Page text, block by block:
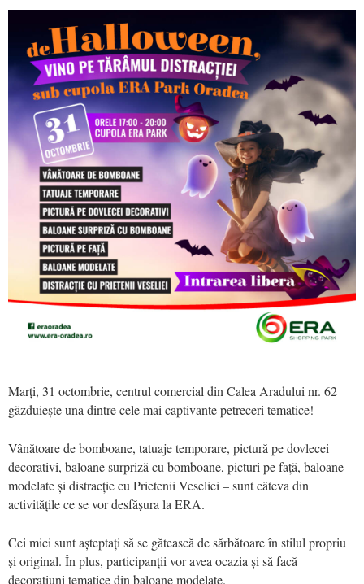
Marți, 31 octombrie, centrul comercial din Calea Aradului nr. 62
găzduiește una dintre cele mai captivante petreceri tematice!
Vânătoare de bomboane, tatuaje temporare, pictură pe dovlecei
decorativi, baloane surpriză cu bomboane, picturi pe față, baloane
modelate și distracție cu Prietenii Veseliei – sunt câteva din
activitățile ce se vor desfășura la ERA.
Cei mici sunt așteptați să se gătească de sărbătoare în stilul propriu
și original. În plus, participanții vor avea ocazia și să facă
decorațiuni tematice din baloane modelate.